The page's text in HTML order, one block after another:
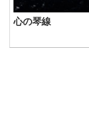
心の琴線